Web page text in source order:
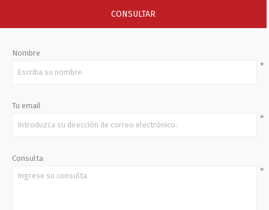
CONSULTAR
Nombre
*
Tu email
*
Consulta
*